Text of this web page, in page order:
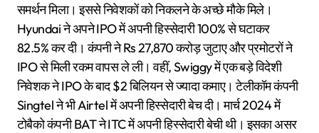
समर्थन मिला। इससे निवेशकों को निकलने के अच्छे मौके मिले।
Hyundai ने अपने IPO में अपनी हिस्सेदारी 100% से घटाकर
82.5% कर दी। कंपनी ने Rs 27,870 करोड़ जुटाए और प्रमोटरों ने
IPO से मिली रकम वापस ले ली। वहीं, Swiggy में एक बड़े विदेशी
निवेशक ने IPO के बाद $2 बिलियन से ज्यादा कमाए। टेलीकॉम कंपनी
Singtel ने भी Airtel में अपनी हिस्सेदारी बेच दी। मार्च 2024 में
टोबैको कंपनी BAT ने ITC में अपनी हिस्सेदारी बेची थी। इसका असर